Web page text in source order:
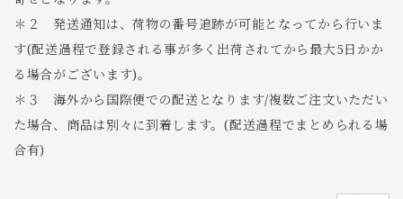
＊２ 発送通知は、荷物の番号追跡が可能となってから行いま
す(配送過程で登録される事が多く出荷されてから最大5日かか
る場合がございます)。
＊３ 海外から国際便での配送となります/複数ご注文いただい
た場合、商品は別々に到着します。(配送過程でまとめられる場
合有)